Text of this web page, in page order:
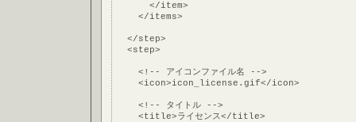
      </item>
    </items>
  </step>
  <step>
    <!-- アイコンファイル名 -->
    <icon>icon_license.gif</icon>
    <!-- タイトル -->
    <title>ライセンス</title>